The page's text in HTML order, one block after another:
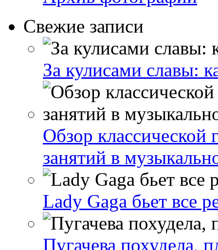
Свежие записи
За кулисами славы:
Обзор классической
занятий в
Lady Gaga бьет все
Пугачева похудела,